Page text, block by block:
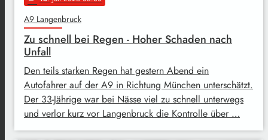
A9 Langenbruck
Zu schnell bei Regen - Hoher Schaden nach
Unfall
Den teils starken Regen hat gestern Abend ein
Autofahrer auf der A9 in Richtung München unterschätzt.
Der 33-Jährige war bei Nässe viel zu schnell unterwegs
und verlor kurz vor Langenbruck die Kontrolle über …